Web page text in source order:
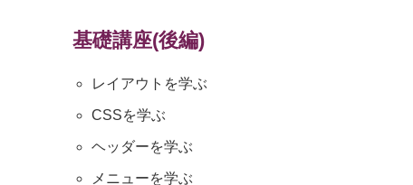
基礎講座(後編)
レイアウトを学ぶ
CSSを学ぶ
ヘッダーを学ぶ
メニューを学ぶ